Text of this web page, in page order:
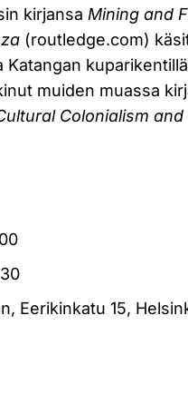
kirjansa Mining and
(routledge.com)
muiden muassa
Colonialism
Eerikinkatu 15,